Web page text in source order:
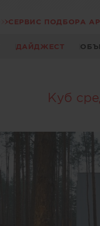
СЕРВИС ПОДБОРА
ДАЙДЖЕСТ
Куб